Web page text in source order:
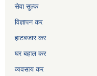
सेवा सुल्क
विज्ञापन कर
हाटबजार कर
घर बहाल कर
व्यवसाय कर